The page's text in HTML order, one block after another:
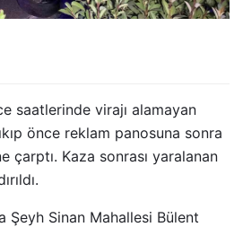
saatlerinde virajı alamayan
önce reklam panosuna sonra
çarptı. Kaza sonrası yaralanan
Şeyh Sinan Mahallesi Bülent